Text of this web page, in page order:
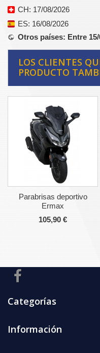
CH: 17/08/2026
ES: 16/08/2026
Otros países: Entre 15/
LOS CLIENTES
PRODUCTO
Parabrisas deportivo
Ermax
105,90 €
Categorías
Información